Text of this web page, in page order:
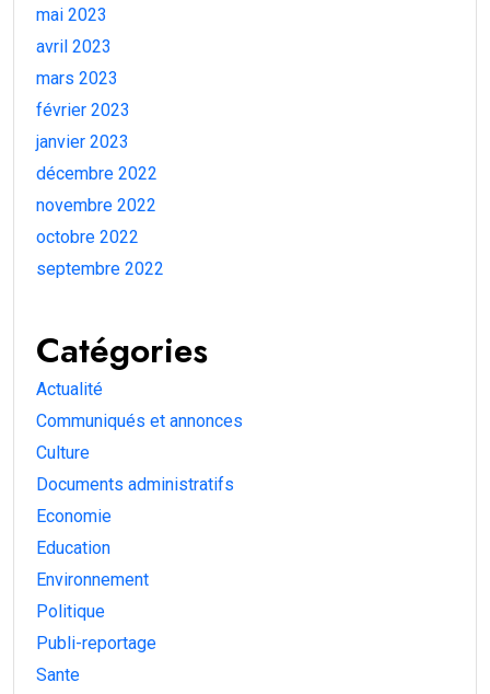
mai 2023
avril 2023
mars 2023
février 2023
janvier 2023
décembre 2022
novembre 2022
octobre 2022
septembre 2022
Catégories
Actualité
Communiqués et annonces
Culture
Documents administratifs
Economie
Education
Environnement
Politique
Publi-reportage
Sante